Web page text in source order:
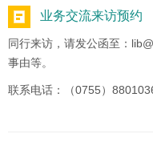
业务交流来访预约
同行来访，请发公函至：
事由等。
联系电话：（0755）